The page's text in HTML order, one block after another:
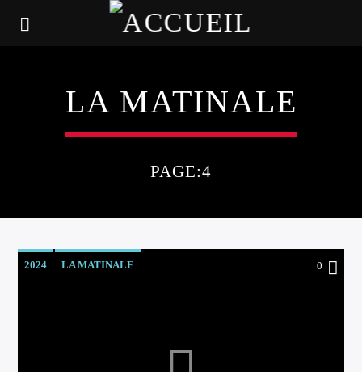
LA MATINALE
PAGE:4
2024 LA MATINALE 0